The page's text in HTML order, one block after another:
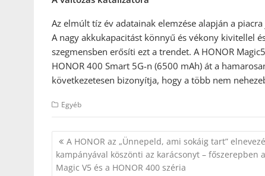
Az elmúlt tíz év adatainak elemzése alapján a
A nagy akkukapacitást könnyű és vékony kivitellel
szegmensben erősíti ezt a trendet. A HONOR
HONOR 400 Smart 5G-n (6500 mAh) át a
következetesen bizonyítja, hogy a több nem
Egyéb
Bejegyzés
navigáció
A HONOR az „Ünnepeld, ami sokáig tart”
kampányával köszönti az karácsonyt – főszerepben a
Magic V5 és a HONOR 400 széria